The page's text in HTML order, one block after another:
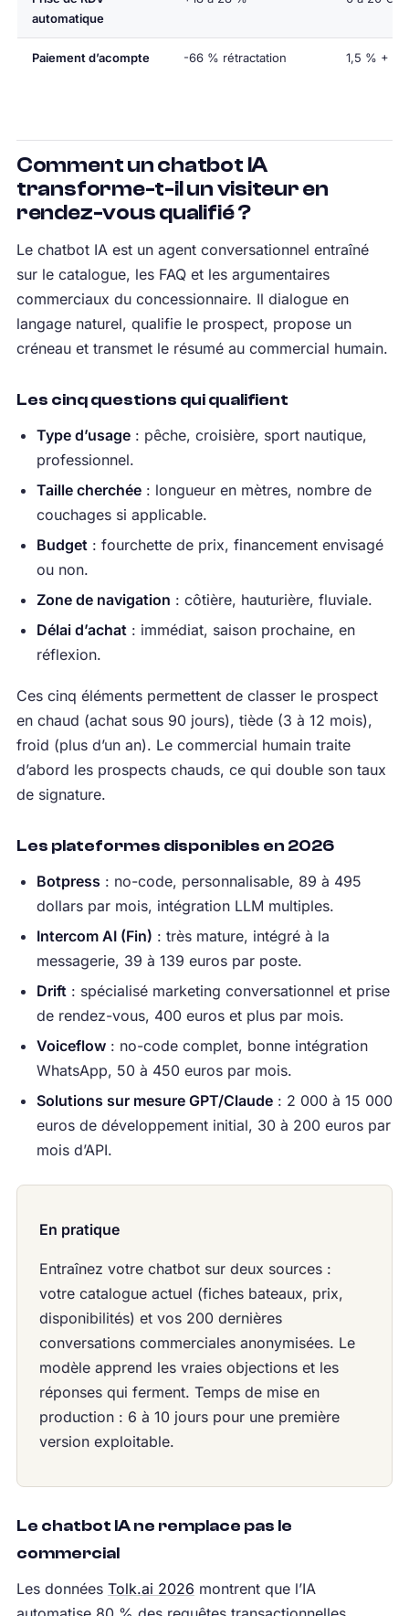
automatique
Paiement d’acompte -66 % rétractation 1,5 % +
Comment un chatbot IA
transforme-t-il un visiteur en
rendez-vous qualifié ?
Le chatbot IA est un agent conversationnel entraîné
sur le catalogue, les FAQ et les argumentaires
commerciaux du concessionnaire. Il dialogue en
langage naturel, qualifie le prospect, propose un
créneau et transmet le résumé au commercial humain.
Les cinq questions qui qualifient
Type d’usage: pêche, croisière, sport nautique,
professionnel.
Taille cherchée: longueur en mètres, nombre de
couchages si applicable.
Budget : fourchette de prix, financement envisagé
ou non.
Zone de navigation : côtière, hauturière, fluviale.
Délai d’achat : immédiat, saison prochaine, en
réflexion.
Ces cinq éléments permettent de classer le prospect
en chaud (achat sous 90 jours), tiède (3 à 12 mois),
froid (plus d’un an). Le commercial humain traite
d’abord les prospects chauds, ce qui double son taux
de signature.
Les plateformes disponibles en 2026
Botpress : no-code, personnalisable, 89 à 495
dollars par mois, intégration LLM multiples.
Intercom AI (Fin) : très mature, intégré à la
messagerie, 39 à 139 euros par poste.
Drift : spécialisé marketing conversationnel et prise
de rendez-vous, 400 euros et plus par mois.
Voiceflow: no-code complet, bonne intégration
WhatsApp, 50 à 450 euros par mois.
Solutions sur mesure GPT/Claude: 2 000 à 15 000
euros de développement initial, 30 à 200 euros par
mois d’API.
En pratique
Entraînez votre chatbot sur deux sources :
votre catalogue actuel (fiches bateaux, prix,
disponibilités) et vos 200 dernières
conversations commerciales anonymisées. Le
modèle apprend les vraies objections et les
réponses qui ferment. Temps de mise en
production : 6 à 10 jours pour une première
version exploitable.
Le chatbot IA ne remplace pas le
commercial
Les données Tolk.ai 2026 montrent que l’IA